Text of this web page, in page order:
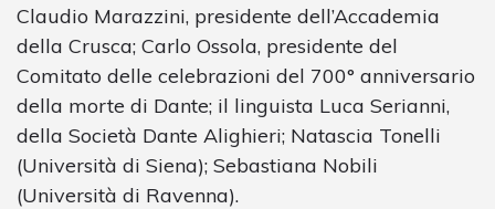
Claudio Marazzini, presidente dell’Accademia
della Crusca; Carlo Ossola, presidente del
Comitato delle celebrazioni del 700° anniversario
della morte di Dante; il linguista Luca Serianni,
della Società Dante Alighieri; Natascia Tonelli
(Università di Siena); Sebastiana Nobili
(Università di Ravenna).